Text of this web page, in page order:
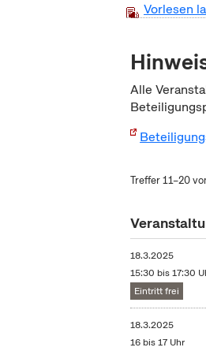
Vorlesen
Alle
Treffer 11–20
18.3.2025
15:30 bis 17:30
Eintritt frei
18.3.2025
16 bis 17 Uhr